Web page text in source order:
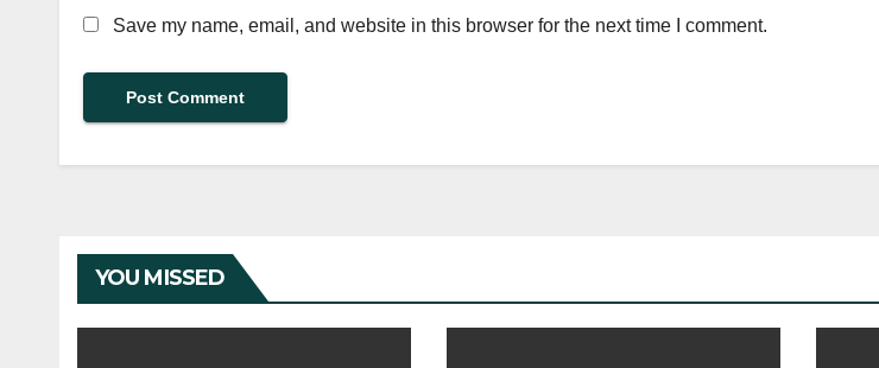
Save my name, email, and website in this browser for the next time I comment.
YOU MISSED